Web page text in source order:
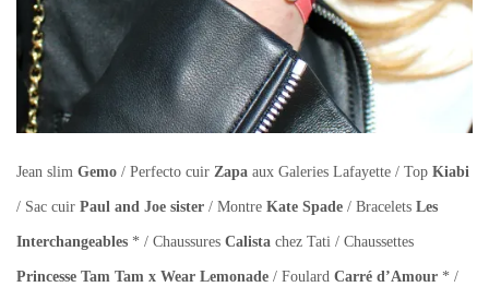
Jean slim Gemo / Perfecto cuir Zapa aux Galeries Lafayette / Top Kiabi
/ Sac cuir Paul and Joe sister / Montre Kate Spade / Bracelets Les
Interchangeables * / Chaussures Calista chez Tati / Chaussettes
Princesse Tam Tam x Wear Lemonade / Foulard Carré d’Amour * /